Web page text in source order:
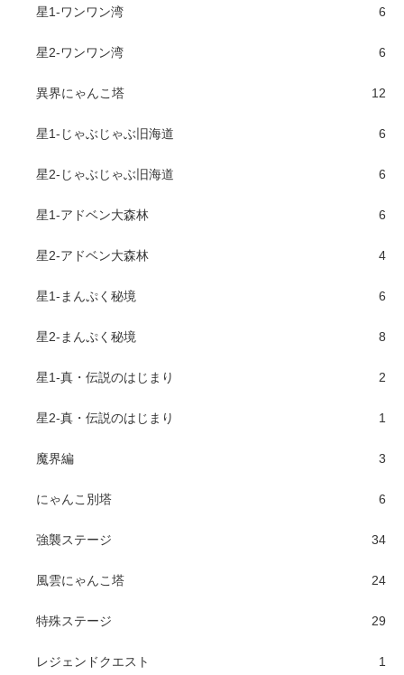
星1-ワンワン湾 6
星2-ワンワン湾 6
異界にゃんこ塔 12
星1-じゃぶじゃぶ旧海道 6
星2-じゃぶじゃぶ旧海道 6
星1-アドベン大森林 6
星2-アドベン大森林 4
星1-まんぷく秘境 6
星2-まんぷく秘境 8
星1-真・伝説のはじまり 2
星2-真・伝説のはじまり 1
魔界編 3
にゃんこ別塔 6
強襲ステージ 34
風雲にゃんこ塔 24
特殊ステージ 29
レジェンドクエスト 1